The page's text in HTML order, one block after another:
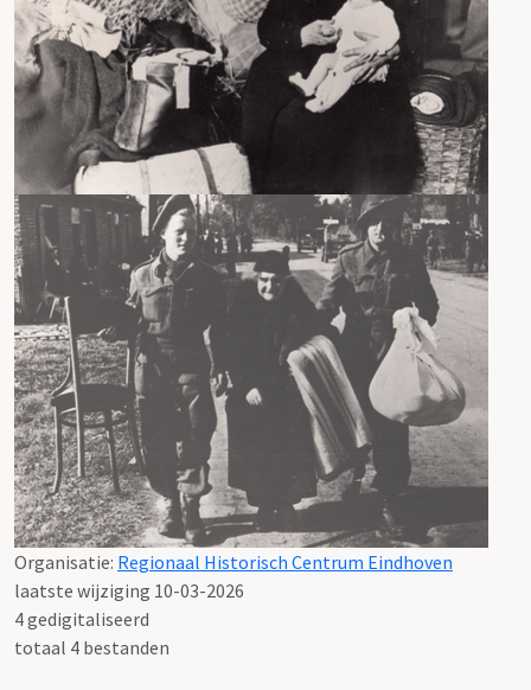
Organisatie: Regionaal Historisch Centrum Eindhoven
laatste wijziging 10-03-2026
4 gedigitaliseerd
totaal 4 bestanden